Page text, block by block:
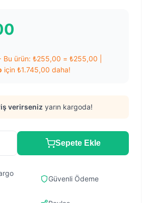
Bu ürün: ₺255,00 = ₺255,00
için ₺1.745,00 daha!
verirseniz yarın kargoda!
Sepete Ekle
Güvenli Ödeme